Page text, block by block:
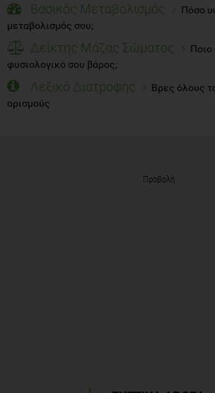
Βασικός Μεταβολισμός
Πόσο
μεταβολισμός σου;
Δείκτης Μάζας Σώματος
Ποιο
φυσιολογικό σου βάρος;
Λεξικό Διατροφής
Βρες όλους
ορισμούς
Προβολή